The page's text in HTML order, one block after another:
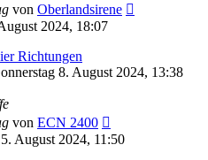
von Oberlandsirene
2024, 18:07
Richtungen
8. August 2024, 13:38
von ECN 2400
August 2024, 11:50